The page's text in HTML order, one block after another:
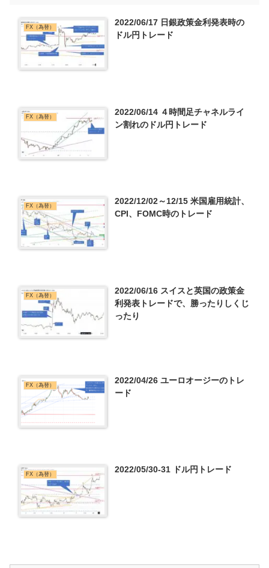
FX（為替）
2022/06/17 日銀政策金利発表時の
ドル円トレード
FX（為替）
2022/06/14 ４時間足チャネルライ
ン割れのドル円トレード
FX（為替）
2022/12/02～12/15 米国雇用統計、
CPI、FOMC時のトレード
FX（為替）
2022/06/16 スイスと英国の政策金
利発表トレードで、勝ったりしくじ
ったり
FX（為替）
2022/04/26 ユーロオージーのトレ
ード
FX（為替） 2022/05/30-31 ドル円トレード